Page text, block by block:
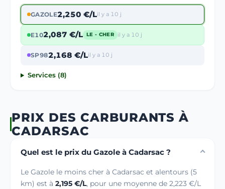
GAZOLE2,250 €/Lil y a 10 j
E102,087 €/L LE - CHER il y a 10 j
SP982,168 €/Lil y a 10 j
Services (8)
PRIX DES CARBURANTS À
CADARSAC
Quel est le prix du Gazole à Cadarsac ?
Le Gazole le moins cher à Cadarsac et alentours (5
km) est à 2,195 €/L, pour une moyenne de 2,223 €/L